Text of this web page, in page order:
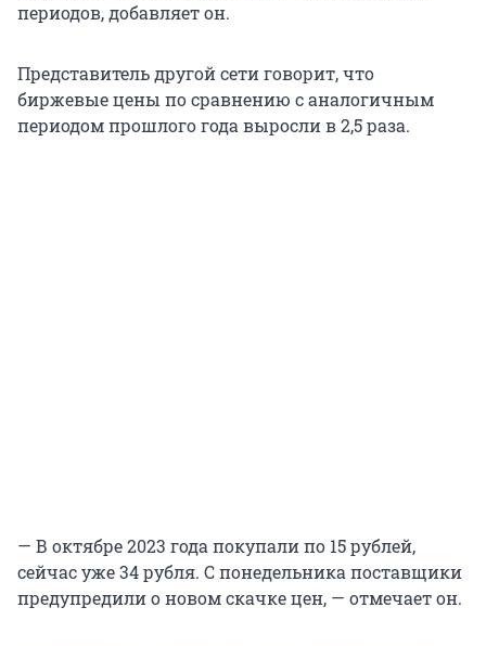
периодов, добавляет он.
Представитель другой сети говорит, что
биржевые цены по сравнению с аналогичным
периодом прошлого года выросли в 2,5 раза.
— В октябре 2023 года покупали по 15 рублей,
сейчас уже 34 рубля. С понедельника поставщики
предупредили о новом скачке цен, — отмечает он.